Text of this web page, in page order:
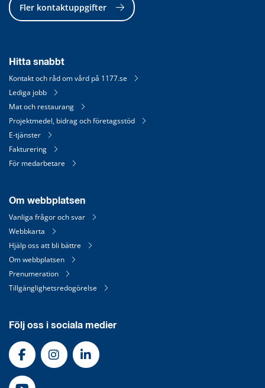
Fler kontaktuppgifter
Hitta snabbt
Kontakt och råd om vård på 1177.se
Lediga jobb
Mat och restaurang
Projektmedel, bidrag och företagsstöd
E-tjänster
Fakturering
För medarbetare
Om webbplatsen
Vanliga frågor och svar
Webbkarta
Hjälp oss att bli bättre
Om webbplatsen
Prenumeration
Tillgänglighetsredogörelse
Följ oss i sociala medier